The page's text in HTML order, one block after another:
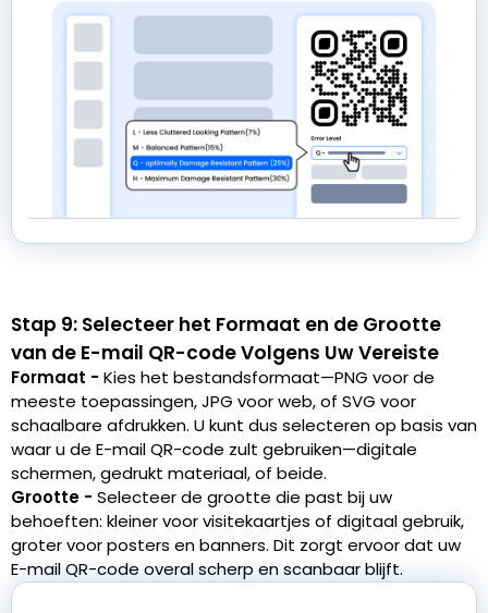
Stap 9: Selecteer het Formaat en de Grootte
van de E-mail QR-code Volgens Uw Vereiste
Formaat - Kies het bestandsformaat—PNG voor de
meeste toepassingen, JPG voor web, of SVG voor
schaalbare afdrukken. U kunt dus selecteren op basis van
waar u de E-mail QR-code zult gebruiken—digitale
schermen, gedrukt materiaal, of beide.
Grootte - Selecteer de grootte die past bij uw
behoeften: kleiner voor visitekaartjes of digitaal gebruik,
groter voor posters en banners. Dit zorgt ervoor dat uw
E-mail QR-code overal scherp en scanbaar blijft.